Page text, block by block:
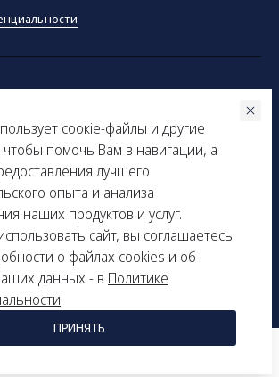
соокіe-файлы и другие
чтобы помочь Вам в навигации, а
лучшего
опыта и анализа
наших продуктов и услуг.
сайт, вы соглашаетесь
о файлах cookies и об
данных - в Политике
.
ПРИНЯТЬ
на сайте информация, касающаяся
наличия на складе, стоимости
характер и ни при каких
публичной офертой, определяемой
437(2) Гражданского кодекса РФ.